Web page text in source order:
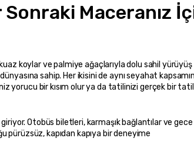
Maceranız
koylar ve palmiye ağaçlarıyla dolu sahil yürüyüş
sahip. Her ikisini de aynı seyahat
yorucu bir kısım olur ya da tatilinizi gerçek bir
Otobüs biletleri, karmaşık bağlantılar ve gece
pürüzsüz, kapıdan kapıya bir deneyime